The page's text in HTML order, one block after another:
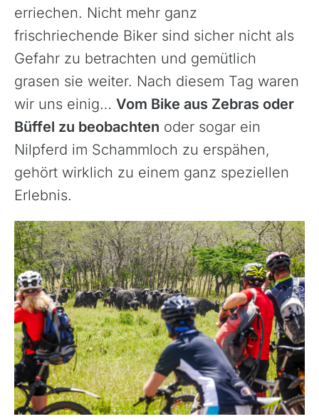
erriechen. Nicht mehr ganz
frischriechende Biker sind sicher nicht als
Gefahr zu betrachten und gemütlich
grasen sie weiter. Nach diesem Tag waren
wir uns einig… Vom Bike aus Zebras oder
Büffel zu beobachten oder sogar ein
Nilpferd im Schammloch zu erspähen,
gehört wirklich zu einem ganz speziellen
Erlebnis.